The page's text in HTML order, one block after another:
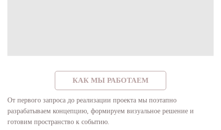
КАК МЫ РАБОТАЕМ
От первого запроса до реализации проекта мы поэтапно
разрабатываем концепцию, формируем визуальное решение и
готовим пространство к событию.